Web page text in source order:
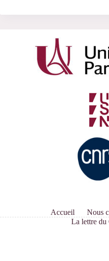
Accueil Nous
La lettre du